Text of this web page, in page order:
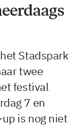
Stadspark
twee
festival
7 en
is nog niet